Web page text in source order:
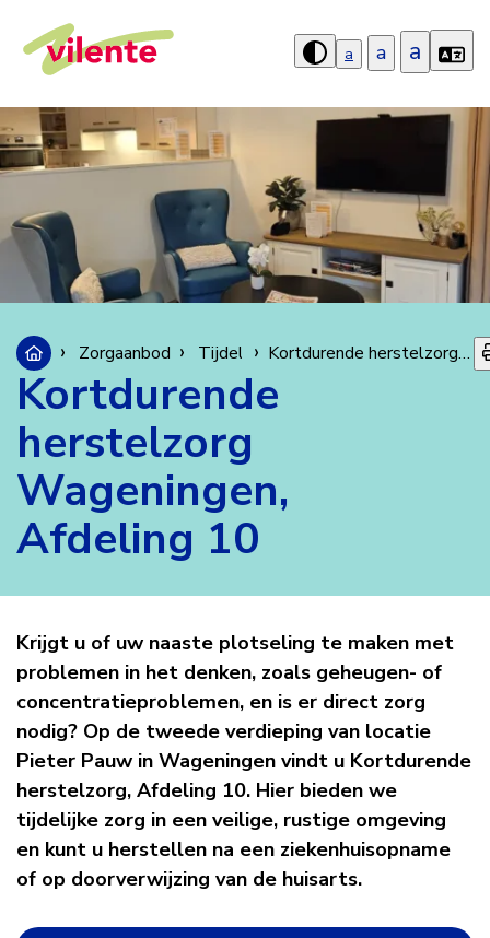
Hoog
aanzetten
a a a
Zorgaanbod Tijdelijke zorgKortdurende herstelzorg Wageningen, Afdeling 10
Kortdurende
herstelzorg
Wageningen,
Afdeling 10
Kortdurende
herstelzorg
Wageningen,
Afdeling
10
Krijgt u of uw naaste plotseling te maken met
problemen in het denken, zoals geheugen- of
concentratieproblemen, en is er direct zorg
nodig? Op de tweede verdieping van locatie
Pieter Pauw in Wageningen vindt u Kortdurende
herstelzorg, Afdeling 10. Hier bieden we
tijdelijke zorg in een veilige, rustige omgeving
en kunt u herstellen na een ziekenhuisopname
of op doorverwijzing van de huisarts.